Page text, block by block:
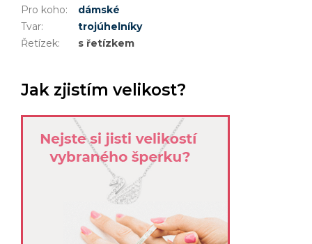
Pro koho:
dámské
Tvar:
trojúhelníky
Řetízek: s řetízkem
Jak zjistím velikost?